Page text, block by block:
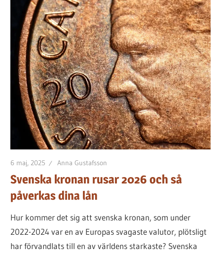
lånet
dig
6 maj, 2025 Anna Gustafsson
Svenska kronan rusar 2026 och så
påverkas dina lån
Hur kommer det sig att svenska kronan, som under
2022-2024 var en av Europas svagaste valutor, plötsligt
har förvandlats till en av världens starkaste? Svenska